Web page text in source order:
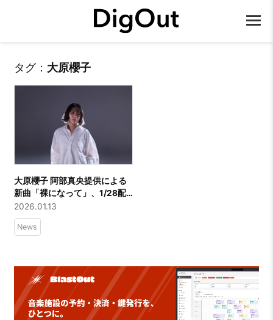
タグ： 大原櫻子
大原櫻子 阿部真央提供による
新曲「裸になって」、1/28配
信リリース決定！洗練された
表情のジャケット写真＆新ア
ーティスト写真を公開！
2026.01.13
News